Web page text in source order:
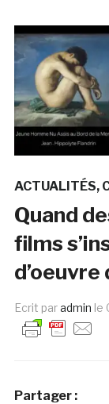
ACTUALITÉS
Quand
films
d’oeuvre
Ecrit paradmin le
Partager :